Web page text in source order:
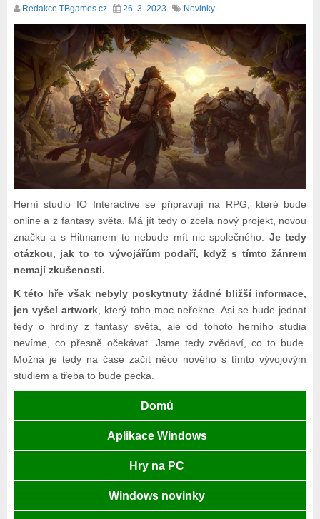
Redakce TBgames.cz 26. 3. 2023 Novinky
Herní studio IO Interactive se připravují na RPG, které bude
online a z fantasy světa. Má jít tedy o zcela nový projekt, novou
značku a s Hitmanem to nebude mít nic společného. Je tedy
otázkou, jak to to vývojářům podaří, když s tímto žánrem
nemají zkušenosti.
K této hře však nebyly poskytnuty žádné bližší informace,
jen vyšel artwork , který toho moc neřekne. Asi se bude jednat
tedy o hrdiny z fantasy světa, ale od tohoto herního studia
nevíme, co přesně očekávat. Jsme tedy zvědaví, co to bude.
Možná je tedy na čase začít něco nového s tímto vývojovým
studiem a třeba to bude pecka.
Domů
Aplikace Windows
Hry na PC
Windows novinky